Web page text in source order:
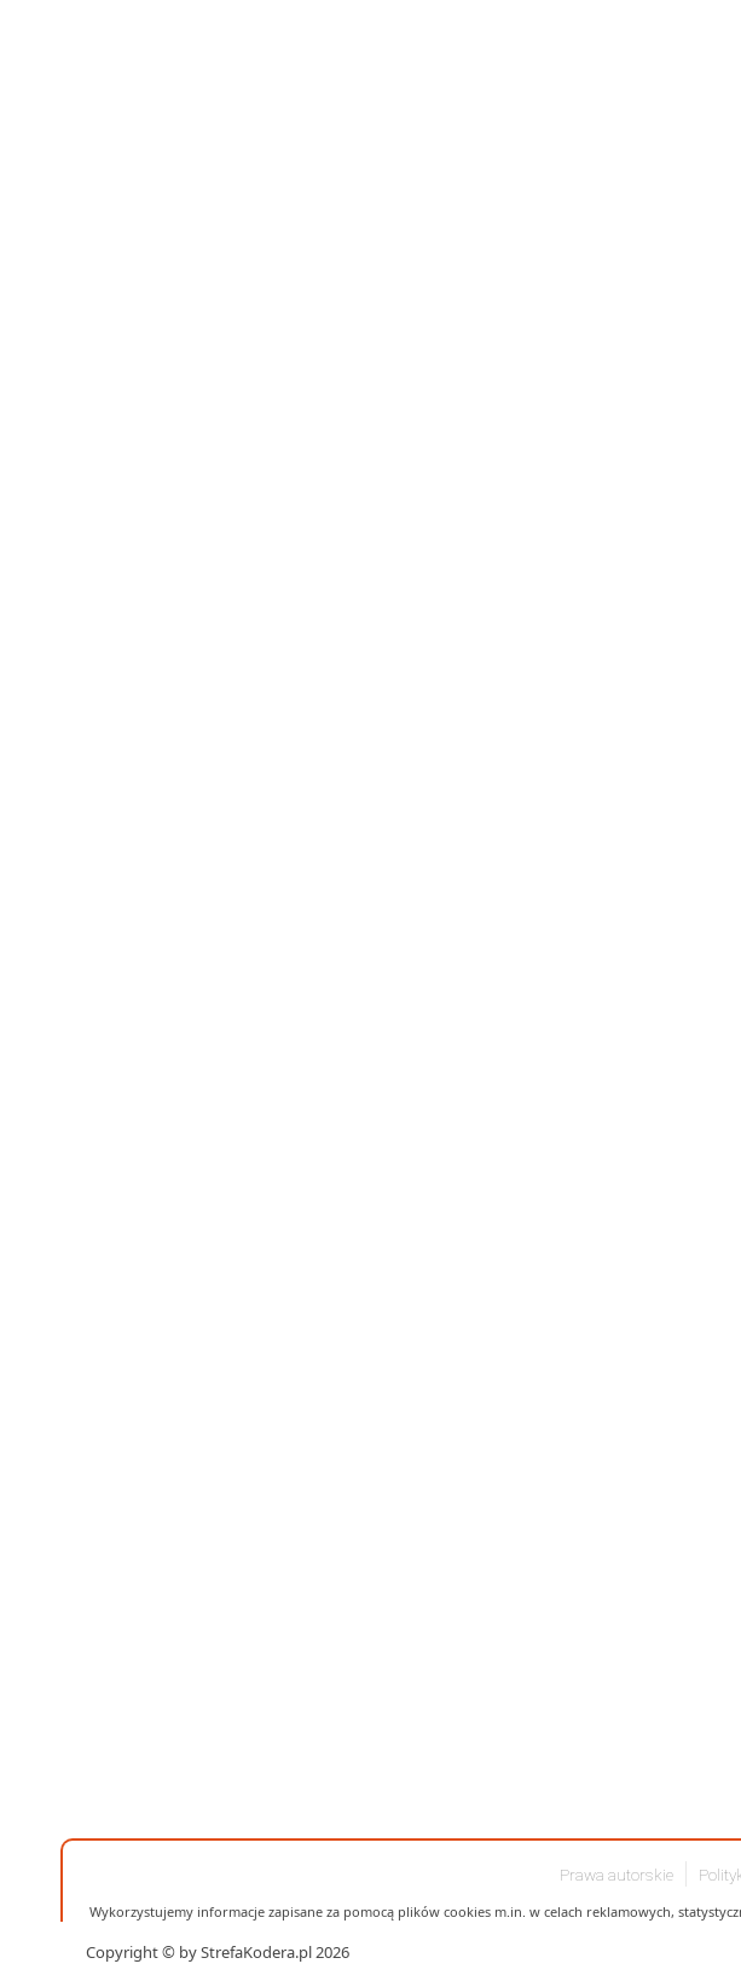
Prawa autorskie
Wykorzystujemy informacje zapisane za pomocą plików cookies m.in. w celach reklamowych,
Copyright © by StrefaKodera.pl 2026